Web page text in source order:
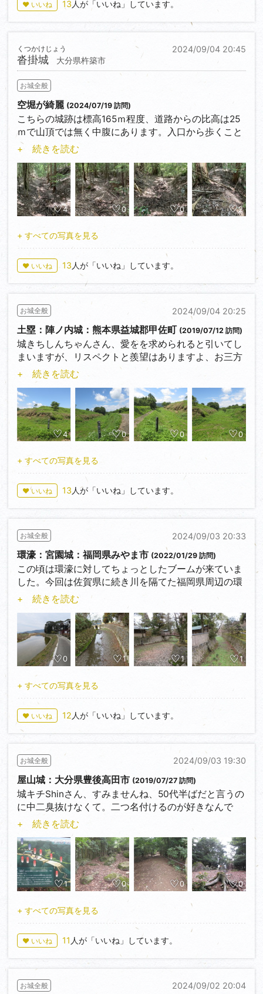
♥ いいね 13 人が「いいね」しています。
2024/09/04 20:45
沓掛城
くつかけじょう
大分県杵築市
お城全般
空堀が綺麗 (2024/07/19 訪問)
こちらの城跡は標高165ｍ程度、道路からの比高は25
ｍで山頂では無く中腹にあります。入口から歩くこと
5分程度で城域に達します。南北50ｍ強、東西120ｍ程
度の中に東西2郭で構成されていてる館城です。コン
パクトで比高も低い上に空堀が美しい好みの城跡で
す、気軽に見るにはお勧めです。
+ 続きを読む
4 0 0 2
+ すべての写真を見る
♥ いいね 13 人が「いいね」しています。
2024/09/04 20:25
お城全般
土塁：陣ノ内城：熊本県益城郡甲佐町 (2019/07/12 訪問)
城きちしんちゃんさん、愛をを求められると引いてし
まいますが、リスペクトと羨望はありますよ、お三方
共。受け手の気持ちですからね、お気を悪くさせたの
でしたら申し訳ない。城キチShinは歯切れも良かった
から好きだったですけどね。ひと段落している時期な
のでそろそろ私も改名して心機一転するのも良いかも
しれません。
程度、東西210ｍ程度の城跡です。その時は阿蘇大宮
司の館で陣ノ内館とありました。その年に小西行長に
よる築城の織豊系城郭として陣ノ内城と名称が変更に
なりました。国史跡になったのはその時だったのか分
かりません。写真中の表示は何れも陣ノ内館のままに
と空堀が施されて圧倒されました。残りの2面には現
在は有りませんが、発掘調査の際に埋設土塁と埋設空
堀が確認されたそうです。
+ 続きを読む
4 0 0 0
+ すべての写真を見る
♥ いいね 13 人が「いいね」しています。
2024/09/03 20:33
お城全般
環濠：宮園城：福岡県みやま市 (2022/01/29 訪問)
この頃は環濠に対してちょっとしたブームが来ていま
した。今回は佐賀県に続き川を隔てた福岡県周辺の環
濠地帯です。基本は佐賀県と同じくクリークに囲まれ
た城や館で集落を見る事は有りませんでした。佐賀県
と違いその多くが消滅している事で、登録城では佐留
垣城でクリークの一部を見る事が出来ますが他は消滅
して石碑や表示板程度のみとなっています。おそらく
消滅したその城は環濠だったと考えて良いと思いま
す。佐留垣城やその他数城で部分的な環濠を見る事は
出来ましたが大規模な環濠を見たいとやってきまし
た。
宮園城はみやま市の東照寺の一体が城域だったそうで
すが実際はそれよりも広いのではと考えられているよ
うです。現在は当時の濠を一部を除き間知石で補強さ
れていますが平地部分は当時のままでクリーク全体を
把握する事が出来ます。北側の川から取水口がついて
いて当時の水の流れも理解が出来ます。環濠に興味の
ある方にはお勧めの城跡です。
+ 続きを読む
0 1 1 1
+ すべての写真を見る
♥ いいね 12 人が「いいね」しています。
2024/09/03 19:30
お城全般
屋山城：大分県豊後高田市 (2019/07/27 訪問)
城キチShinさん、すみませんね、50代半ばだと言うの
に中二臭抜けなくて。二つ名付けるのが好きなんで
す。鬼神城郭放浪記さんとか、2年以上掛けて大作を
連載していらっしゃる大作トクさんや、投稿が毎回毎
回爽やかな爽やかモトさんとか。しかし最近は鬼神城
郭放浪記さんは控えています、雲の上の方なので知っ
たら怒られやしないかと。
400ｍ程の細長い城域にⅠ～Ⅲ郭で構成されており、
各々堀切で遮断されています。しかし各々の郭はフラ
ットでは無く数か所の段が付いているので現地では三
つの郭で構成されているようには感じません。こちら
で時に印象的なのは写真3の勾配のキツく雨の日の登
す。この大手道は両側に側溝を設定し、道路の中心部
+ 続きを読む
1 0 0 0
+ すべての写真を見る
♥ いいね 11 人が「いいね」しています。
2024/09/02 20:04
お城全般